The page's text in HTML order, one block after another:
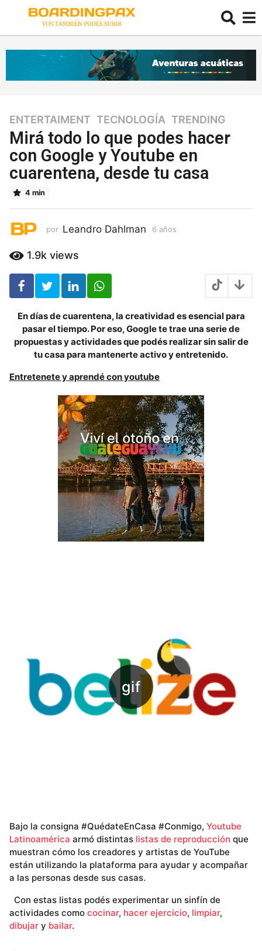
6
a
ñ
o
s
a
o
s
ENTERTAIMENT ,TECNOLOGÍA ,TRENDING
Mirá todo lo que podes hacer
con Google y Youtube en
cuarentena, desde tu casa
4 min
por Leandro Dahlman 6 años
1.9k views
En días de cuarentena, la creatividad es esencial para
pasar el tiempo. Por eso, Google te trae una serie de
propuestas y actividades que podés realizar sin salir de
tu casa para mantenerte activo y entretenido.
Entretenete y aprendé con youtube
Bajo la consigna #QuédateEnCasa #Conmigo, Youtube
Latinoamérica armó distintas listas de reproducción que
muestran cómo los creadores y artistas de YouTube
están utilizando la plataforma para ayudar y acompañar
a las personas desde sus casas.
Con estas listas podés experimentar un sinfín de
actividades como cocinar, hacer ejercicio, limpiar,
dibujar y bailar.